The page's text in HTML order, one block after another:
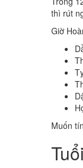
thì rút
Giờ
Muốn